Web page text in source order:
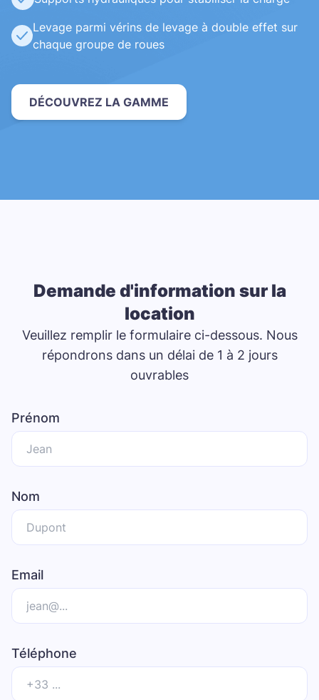
Levage parmi vérins de levage à double effet sur
chaque groupe de roues
DÉCOUVREZ LA GAMME
Demande d'information sur la
location
Veuillez remplir le formulaire ci-dessous. Nous
répondrons dans un délai de 1 à 2 jours
ouvrables
Prénom
Nom
Email
Téléphone